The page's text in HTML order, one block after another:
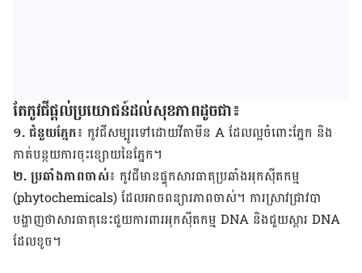
តែកូវជីផ្តល់ប្រយោជន៍ដល់សុខភាពដូចជា៖
១. ជំនួយភ្នែក៖ កូវជីសម្បូរទៅដោយវីតាមីន A ដែលល្អចំពោះភ្នែក និង
កាត់បន្ថយការចុះខ្សោយនៃភ្នែក។
២. ប្រឆាំងភាពចាស់៖ កូវជីមានផ្ទុកសារធាតុប្រឆាំងអុកស៊ីតកម្ម
(phytochemicals) ដែលអាចពន្យារភាពចាស់។ ការស្រាវជ្រាវបា
បង្ហាញថាសារធាតុនេះជួយការពារអុកស៊ីតកម្ម DNA និងជួយស្តារ DNA
ដែល​ខូច។